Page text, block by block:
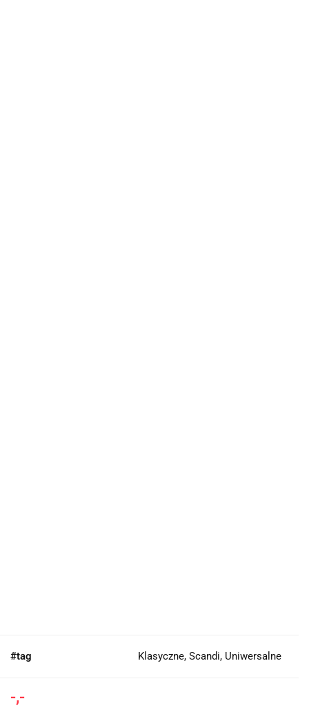
#tag Klasyczne, Scandi, Uniwersalne
-,-